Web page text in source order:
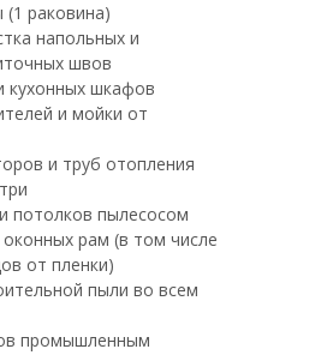
раковина)
напольных и
швов
кухонных шкафов
и мойки от
и труб отопления
потолков пылесосом
рам (в том числе
от пленки)
пыли во всем
промышленным